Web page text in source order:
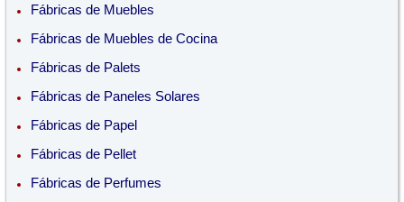
Fábricas de Muebles
Fábricas de Muebles de Cocina
Fábricas de Palets
Fábricas de Paneles Solares
Fábricas de Papel
Fábricas de Pellet
Fábricas de Perfumes